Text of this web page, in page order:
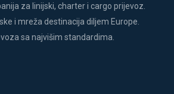
za linijski, charter i cargo prijevoz.
i mreža destinacija diljem Europe.
sa najvišim standardima.